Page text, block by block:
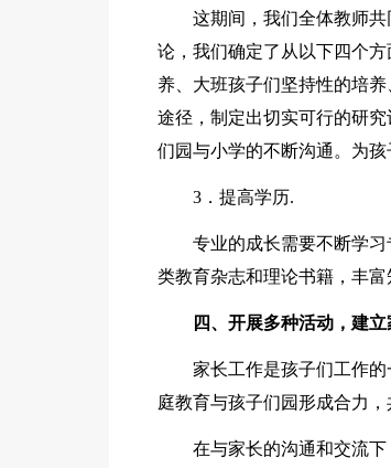
这期间，我们全体教师
论，我们确定了从以下四个
养、大班孩子们坚持性的培
途径，制定出切实可行的研
们园与小学的不断沟通。为孩
3．提高学历.
专业的成长需要不断学
类教育杂志和理论书籍，丰富
四、开展多种活动，建
家长工作是孩子们工作
庭教育与孩子们园形成合力
在与家长的沟通和交流